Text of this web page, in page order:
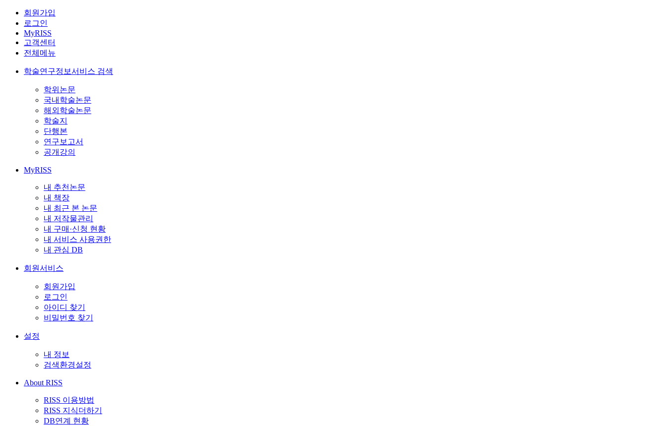
회원가입
로그인
MyRISS
고객센터
전체메뉴
학술연구정보서비스 검색
학위논문
국내학술논문
해외학술논문
학술지
단행본
연구보고서
공개강의
MyRISS
내 추천논문
내 책장
내 최근 본 논문
내 저작물관리
내 구매·신청 현황
내 서비스 사용권한
내 관심 DB
회원서비스
회원가입
로그인
아이디 찾기
비밀번호 찾기
설정
내 정보
검색환경설정
About RISS
RISS 이용방법
RISS 지식더하기
DB연계 현황